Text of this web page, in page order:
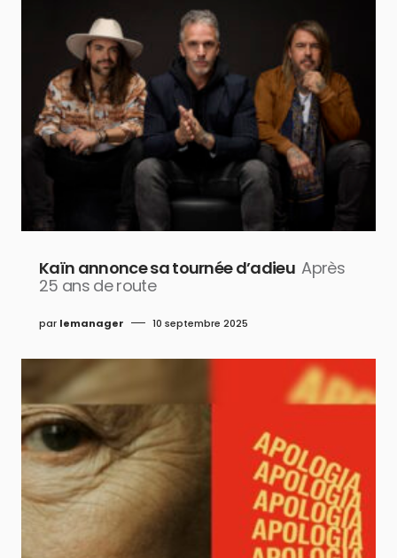
Kaïn annonce sa tournée d’adieu Après
25 ans de route
par lemanager 10 septembre 2025